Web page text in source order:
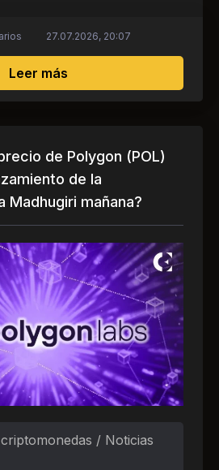
Leer mássobre El ascenso de
27.07.2026, 20:07
de Polygon (POL)
de la
Madhugiri mañana?
/ Noticias